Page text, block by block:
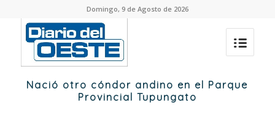
Domingo, 9 de Agosto de 2026
Nació otro cóndor andino en el Parque
Provincial Tupungato